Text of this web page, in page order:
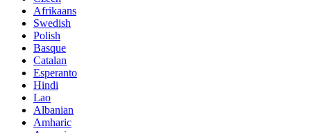
Afrikaans
Swedish
Polish
Basque
Catalan
Esperanto
Hindi
Lao
Albanian
Amharic